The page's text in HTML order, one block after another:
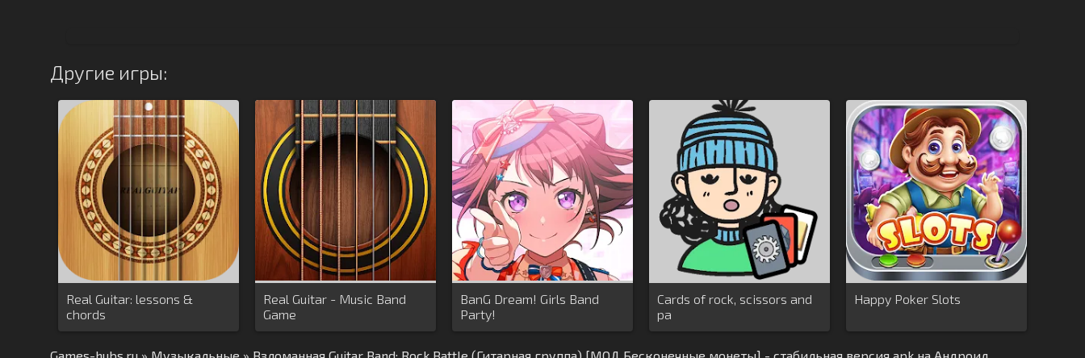
Другие игры:
Real Guitar: lessons &
chords
Real Guitar - Music Band
Game
BanG Dream! Girls Band
Party!
Cards of rock, scissors and
pa
Happy Poker Slots